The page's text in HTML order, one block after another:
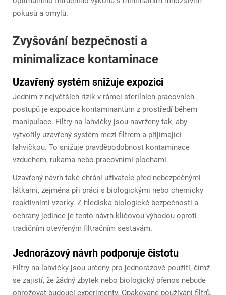
pokusů a omylů.
Zvyšování bezpečnosti a
minimalizace kontaminace
Uzavřený systém snižuje expozici
Jedním z největších rizik v rámci sterilních pracovních
postupů je expozice kontaminantům z prostředí během
manipulace. Filtry na lahvičky jsou navrženy tak, aby
vytvořily uzavřený systém mezi filtrem a přijímající
lahvičkou. To snižuje pravděpodobnost kontaminace
vzduchem, rukama nebo pracovními plochami.
Uzavřený návrh také chrání uživatele před nebezpečnými
látkami, zejména při práci s biologickými nebo chemicky
reaktivními vzorky. Z hlediska biologické bezpečnosti a
ochrany jedince je tento návrh klíčovou výhodou oproti
tradičním otevřeným filtračním sestavám.
Jednorázový návrh podporuje čistotu
Filtry na lahvičky jsou určeny pro jednorázové použití, čímž
se zajistí, že žádný zbytek nebo biologický přenos nebude
ohrožovat budoucí experimenty. Opakované používání filtrů,